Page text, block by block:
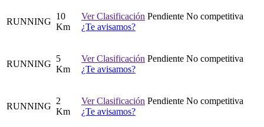
RUNNING
10
Km
Ver Clasificación Pendiente No competitiva
¿Te avisamos?
RUNNING
5
Km
Ver Clasificación Pendiente No competitiva
¿Te avisamos?
RUNNING
2
Km
Ver Clasificación Pendiente No competitiva
¿Te avisamos?